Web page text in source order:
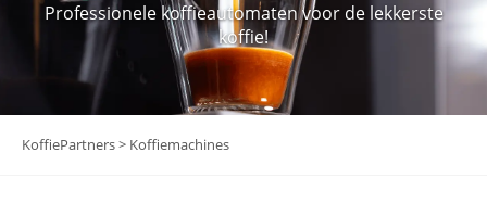
Professionele koffieautomaten voor de lekkerste
koffie!
KoffiePartners> Koffiemachines